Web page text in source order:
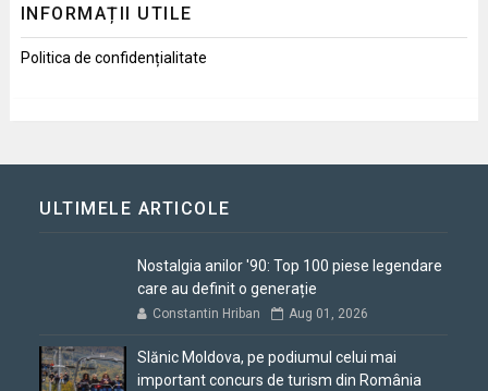
INFORMAȚII UTILE
Politica de confidențialitate
ULTIMELE ARTICOLE
Nostalgia anilor '90: Top 100 piese legendare
care au definit o generație
Constantin Hriban Aug 01, 2026
Slănic Moldova, pe podiumul celui mai
important concurs de turism din România